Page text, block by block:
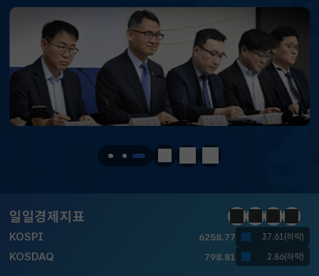
정지 이전 다음
일일경제지표
국고채(3년) 3.746 0.004(상승)
달러-원 1417.7000 6.1000(하락)
KOSPI 6258.77 37.61(하락)
KOSDAQ 798.81 2.86(하락)
KOSPI 6258.77 37.61(하락)
KOSDAQ 798.81 2.86(하락)
정지이전다음일일경